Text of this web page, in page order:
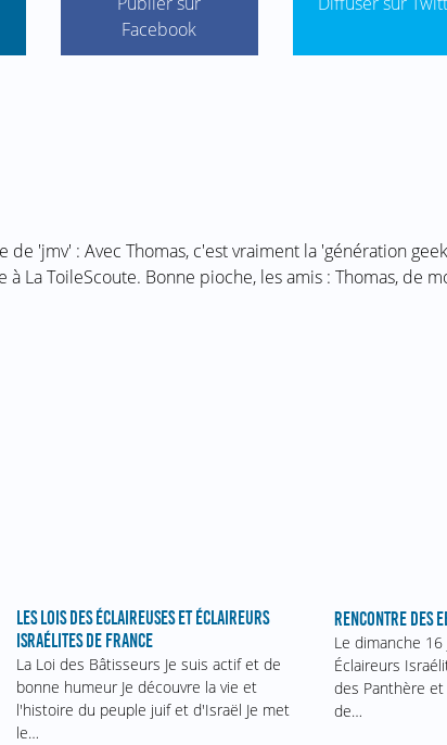
Facebook
de 'jmv' : Avec Thomas, c'est vraiment la 'génération
à La ToileScoute. Bonne pioche, les amis : Thomas, de
LES LOIS DES ÉCLAIREUSES ET ÉCLAIREURS
ISRAÉLITES DE FRANCE
La Loi des Bâtisseurs Je suis actif et de
bonne humeur Je découvre la vie et
l'histoire du peuple juif et d'Israël Je met
le…
RENCONTRE DES
Le dimanche
Éclaireurs
des Panthère
de…